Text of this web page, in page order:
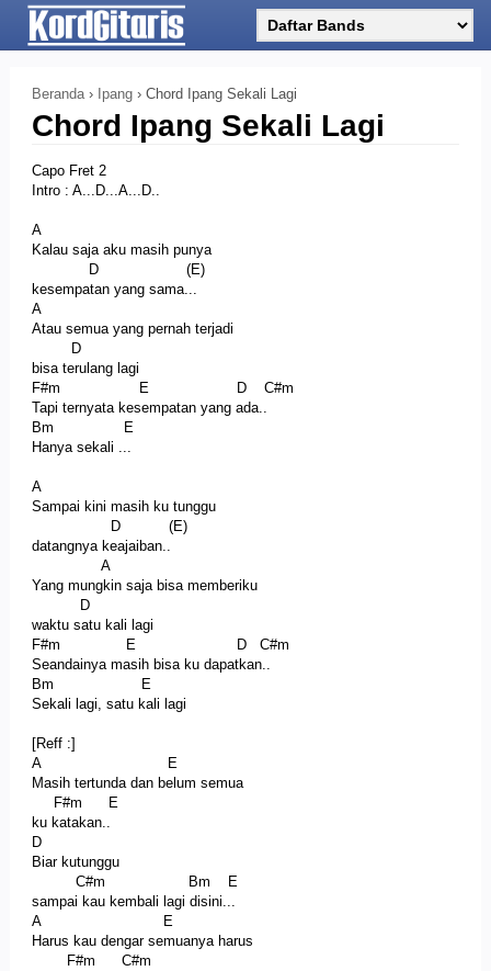
Beranda › Ipang › Chord Ipang Sekali Lagi
Chord Ipang Sekali Lagi
Capo Fret 2
Intro : A...D...A...D..
A
Kalau saja aku masih punya
D (E)
kesempatan yang sama...
A
Atau semua yang pernah terjadi
D
bisa terulang lagi
F#m E D C#m
Tapi ternyata kesempatan yang ada..
Bm E
Hanya sekali ...
A
Sampai kini masih ku tunggu
D (E)
datangnya keajaiban..
A
Yang mungkin saja bisa memberiku
D
waktu satu kali lagi
F#m E D C#m
Seandainya masih bisa ku dapatkan..
Bm E
Sekali lagi, satu kali lagi
[Reff :]
A E
Masih tertunda dan belum semua
F#m E
ku katakan..
D
Biar kutunggu
C#m Bm E
sampai kau kembali lagi disini...
A E
Harus kau dengar semuanya harus
F#m C#m